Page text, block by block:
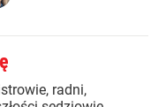
radni,